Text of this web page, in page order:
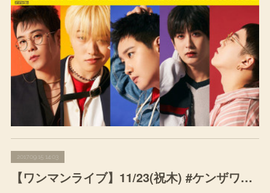
2017.09.15 14:03
【ワンマンライブ】11/23(祝木) #ケンザワンマン 2017 at shibuya duo MUSIC EXCHANGE (チケットFC先行9/16(土)〜)